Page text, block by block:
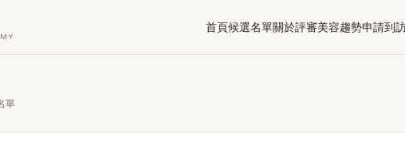
首頁候選名單關於評審美容趨勢申請到
單